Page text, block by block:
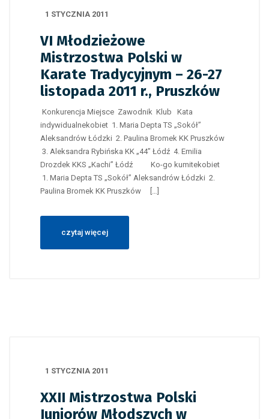
1 STYCZNIA 2011
VI Młodzieżowe
Mistrzostwa Polski w
Karate Tradycyjnym – 26-27
listopada 2011 r., Pruszków
Konkurencja Miejsce Zawodnik Klub Kata
indywidualnekobiet 1. Maria Depta TS „Sokół”
Aleksandrów Łódzki 2. Paulina Bromek KK Pruszków
3. Aleksandra Rybińska KK „44” Łódź 4. Emilia
Drozdek KKS „Kachi” Łódź Ko-go kumitekobiet
1. Maria Depta TS „Sokół” Aleksandrów Łódzki 2.
Paulina Bromek KK Pruszków […]
czytaj więcej
1 STYCZNIA 2011
XXII Mistrzostwa Polski
Juniorów Młodszych w